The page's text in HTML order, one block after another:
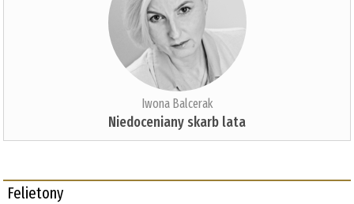
Iwona Balcerak
Niedoceniany skarb lata
Felietony